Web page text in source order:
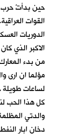
حين بدأتْ حرب
القوات
الدوريات
الاكبر الذي
من بدء
مؤلما ان ارى
لساعات طويلة
كل هذا الحب
والدتي
دخان ابار